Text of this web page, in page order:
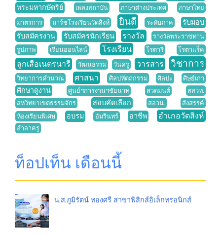
พระมหากษัตริย์
เพลงสถาบัน ภาษาต่างประเทศ
ภาษาไทย
มาตรการ
มาร์ชโรงเรียนวัดสิงห์ ยินดี ระดับภาค
รับมอบ
รับสมัครงาน
รับสมัครนักเรียน รางวัล
รางวัลพระราชทาน
รูปภาพ
เรียนออนไลน์ โรงเรียน โรตารี โรตาแร็ค
ลูกเสือเนตรนารี วัฒนธรรม วันครู วารสาร วิชาการ
วิทยาการคำนวณ ศาสนา ศิลปหัตถกรรม ศิลปะ ศิษย์เก่า
ศึกษาดูงาน ศูนย์ฯการงานฯชัยนาท สวดมนต์
สสวท.
สหวิทยาเขตธรรมจักร
สอบคัดเลือก สอวน.
สังสรรค์
ห้องเรียนพิเศษ
อบรม อัมรินทร์ อาชีพ อำเภอวัดสิงห์
อำลาครู
ท็อปเท็น เดือนนี้
น.ส.ภูมิรัตน์ ทองศรี สาขาฟิสิกส์อิเล็กทรอนิกส์